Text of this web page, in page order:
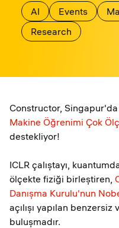
AI Events
Research
Constructor,
Makine Öğrenimi Çok
destekliyor!
ICLR çalıştayı,
ölçekte fiziği birleştiren,
Danışma Kurulu'nun
açılışı yapılan
buluşmadır.